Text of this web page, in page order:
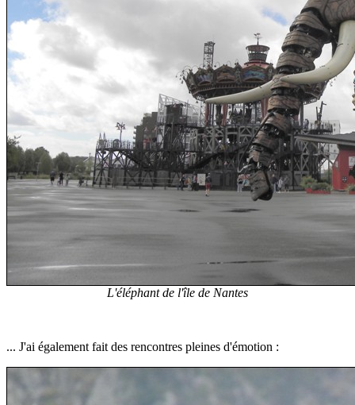
L'éléphant de l'île de Nantes
... J'ai également fait des rencontres pleines d'émotion :